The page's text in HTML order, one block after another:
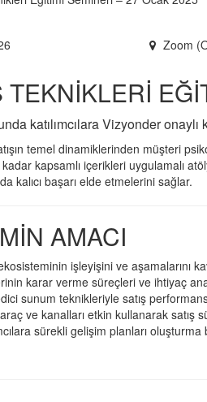
Zoom
TEKNİKLERİ
katılımcılara Vizyonder onaylı
temel dinamiklerinden müşteri
kapsamlı içerikleri uygulamalı
kalıcı başarı elde etmelerini sağlar.
AMACI
işleyişini ve aşamalarını
karar verme süreçleri ve ihtiyaç
sunum teknikleriyle satış
ve kanalları etkin kullanarak satış
sürekli gelişim planları